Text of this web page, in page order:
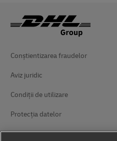
Conștientizarea fraudelor
Aviz juridic
Condiții de utilizare
Protecția datelor
Accesibilitate